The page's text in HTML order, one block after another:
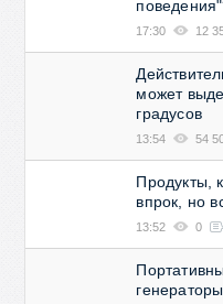
17:30 12
может
градусов
13:54 54
Продукты,
впрок, но
13:52 0
генераторы